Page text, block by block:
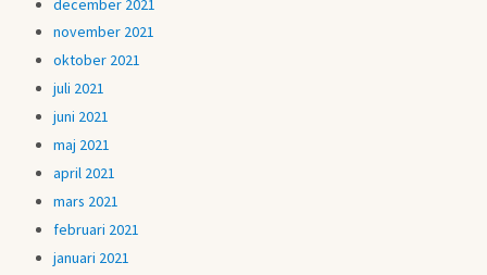
november 2021
oktober 2021
juli 2021
juni 2021
maj 2021
april 2021
mars 2021
februari 2021
januari 2021